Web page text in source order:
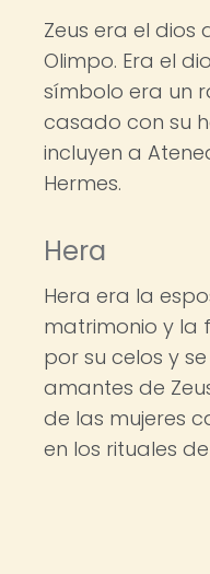
Zeus era el dios
Olimpo. Era el
símbolo era un
casado con su
incluyen a
Hermes.
Hera
Hera era la
matrimonio y la
por su celos y
amantes de
de las mujeres
en los rituales